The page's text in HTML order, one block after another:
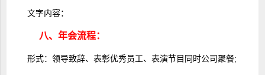
文字内容：
八、年会流程：
形式：领导致辞、表彰优秀员工、表演节目同时公司聚餐;